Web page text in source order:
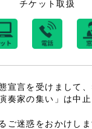
チケット取扱
宣言を受けまして
奏家の集い」は中
ご迷惑をおかけし